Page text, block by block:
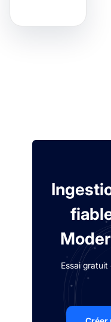
Essai